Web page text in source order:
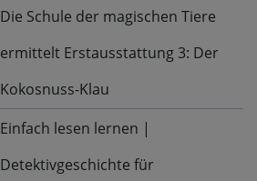
Die Schule der magischen Tiere
ermittelt Erstausstattung 3: Der
Kokosnuss-Klau
Einfach lesen lernen |
Detektivgeschichte für